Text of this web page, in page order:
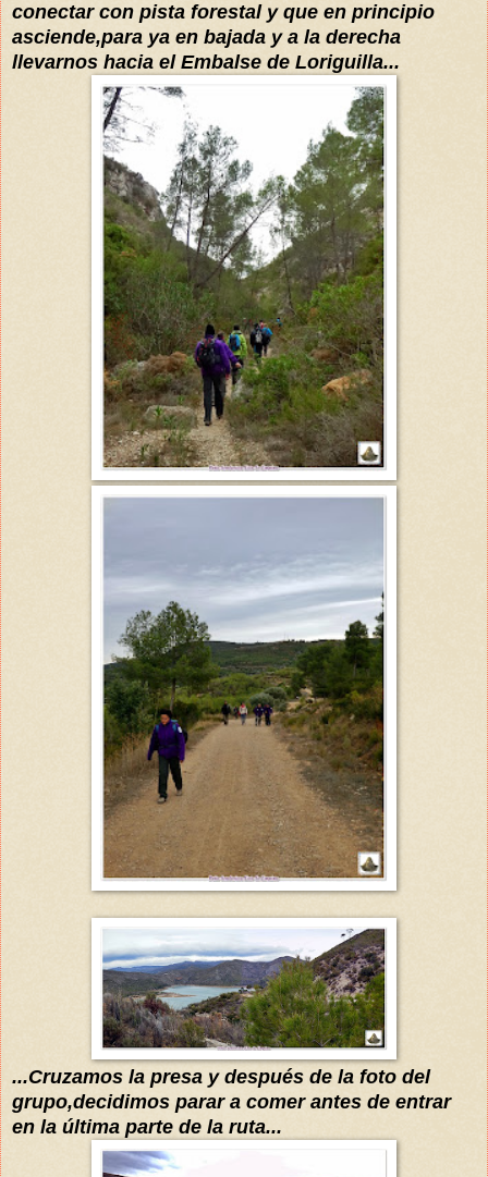
conectar con pista forestal y que en principio
asciende,para ya en bajada y a la derecha
llevarnos hacia el Embalse de Loriguilla...
...Cruzamos la presa y después de la foto del
grupo,decidimos parar a comer antes de entrar
en la última parte de la ruta...